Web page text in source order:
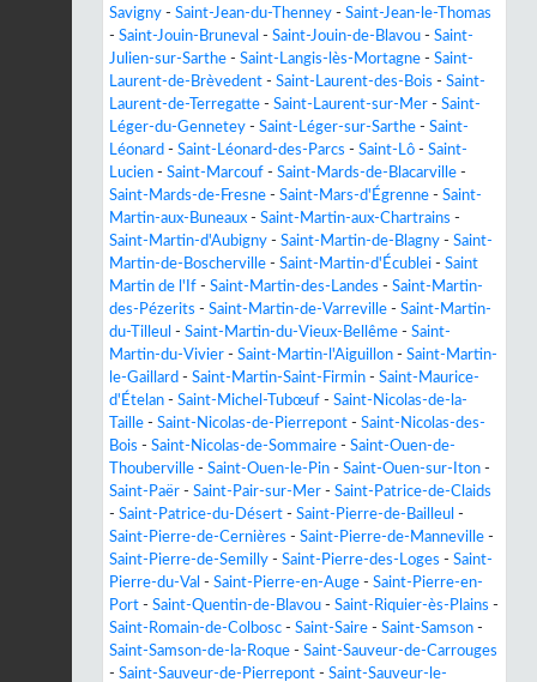
Savigny - Saint-Jean-du-Thenney - Saint-Jean-le-Thomas
- Saint-Jouin-Bruneval - Saint-Jouin-de-Blavou - Saint-
Julien-sur-Sarthe - Saint-Langis-lès-Mortagne - Saint-
Laurent-de-Brèvedent - Saint-Laurent-des-Bois - Saint-
Laurent-de-Terregatte - Saint-Laurent-sur-Mer - Saint-
Léger-du-Gennetey - Saint-Léger-sur-Sarthe - Saint-
Léonard - Saint-Léonard-des-Parcs - Saint-Lô - Saint-
Lucien - Saint-Marcouf - Saint-Mards-de-Blacarville -
Saint-Mards-de-Fresne - Saint-Mars-d'Égrenne - Saint-
Martin-aux-Buneaux - Saint-Martin-aux-Chartrains -
Saint-Martin-d'Aubigny - Saint-Martin-de-Blagny - Saint-
Martin-de-Boscherville - Saint-Martin-d'Écublei - Saint
Martin de l'If - Saint-Martin-des-Landes - Saint-Martin-
des-Pézerits - Saint-Martin-de-Varreville - Saint-Martin-
du-Tilleul - Saint-Martin-du-Vieux-Bellême - Saint-
Martin-du-Vivier - Saint-Martin-l'Aiguillon - Saint-Martin-
le-Gaillard - Saint-Martin-Saint-Firmin - Saint-Maurice-
d'Ételan - Saint-Michel-Tubœuf - Saint-Nicolas-de-la-
Taille - Saint-Nicolas-de-Pierrepont - Saint-Nicolas-des-
Bois - Saint-Nicolas-de-Sommaire - Saint-Ouen-de-
Thouberville - Saint-Ouen-le-Pin - Saint-Ouen-sur-Iton -
Saint-Paër - Saint-Pair-sur-Mer - Saint-Patrice-de-Claids
- Saint-Patrice-du-Désert - Saint-Pierre-de-Bailleul -
Saint-Pierre-de-Cernières - Saint-Pierre-de-Manneville -
Saint-Pierre-de-Semilly - Saint-Pierre-des-Loges - Saint-
Pierre-du-Val - Saint-Pierre-en-Auge - Saint-Pierre-en-
Port - Saint-Quentin-de-Blavou - Saint-Riquier-ès-Plains -
Saint-Romain-de-Colbosc - Saint-Saire - Saint-Samson -
Saint-Samson-de-la-Roque - Saint-Sauveur-de-Carrouges
- Saint-Sauveur-de-Pierrepont - Saint-Sauveur-le-